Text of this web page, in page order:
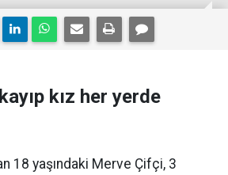
kız her yerde
18 yaşındaki Merve Çifçi, 3